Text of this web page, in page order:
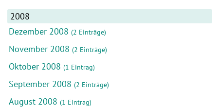
2008
Dezember 2008 (2 Einträge)
November 2008 (2 Einträge)
Oktober 2008 (1 Eintrag)
September 2008 (2 Einträge)
August 2008 (1 Eintrag)